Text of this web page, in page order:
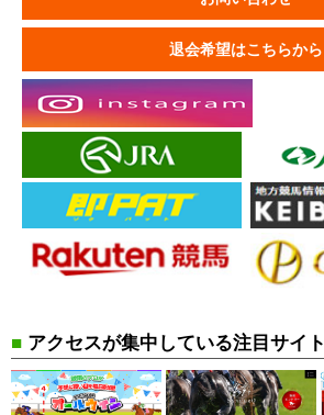
退会希望はこちらから
■ アクセスが集中している注目サイト